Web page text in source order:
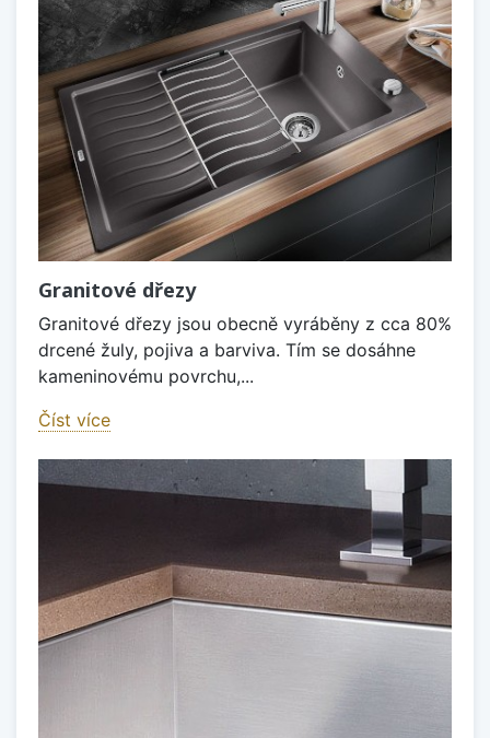
Granitové dřezy
Granitové dřezy jsou obecně vyráběny z cca 80%
drcené žuly, pojiva a barviva. Tím se dosáhne
kameninovému povrchu,...
Číst více